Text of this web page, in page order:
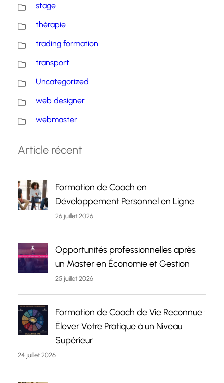
stage
thérapie
trading formation
transport
Uncategorized
web designer
webmaster
Article récent
Formation de Coach en
Développement Personnel en Ligne
26 juillet 2026
Opportunités professionnelles après
un Master en Économie et Gestion
25 juillet 2026
Formation de Coach de Vie Reconnue :
Élever Votre Pratique à un Niveau
Supérieur
24 juillet 2026